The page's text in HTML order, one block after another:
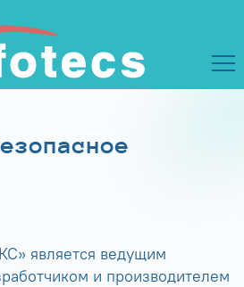
является ведущим
и производителем